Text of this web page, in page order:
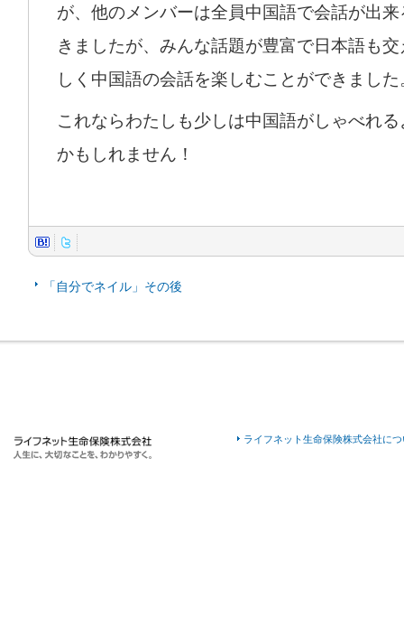
が、他のメンバーは全員中国語で会話が出
きましたが、みんな話題が豊富で日本語も
しく中国語の会話を楽しむことができました
これならわたしも少しは中国語がしゃべれ
かもしれません！
「自分でネイル」その後
ライフネット生命保険株式会社に